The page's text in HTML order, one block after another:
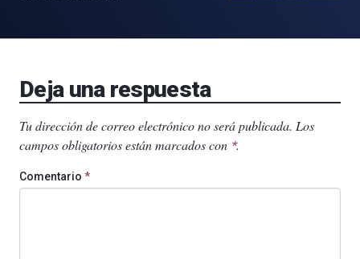
Deja una respuesta
Tu dirección de correo electrónico no será publicada. Los
campos obligatorios están marcados con *.
Comentario *